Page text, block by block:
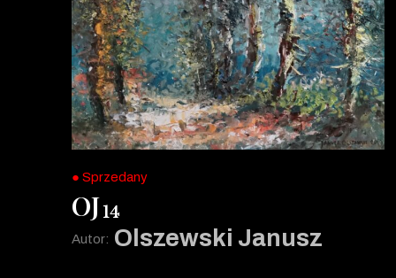
OJ14
Autor: Olszewski Janusz
● Sprzedany